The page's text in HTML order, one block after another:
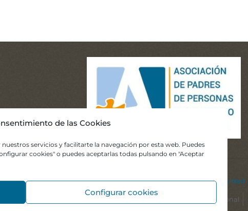
de las Cookies
servicios y facilitarte la navegación por esta web. Puedes
cookies" o puedes aceptarlas todas pulsando en "Aceptar
Configurar cookies
Todos los derechos reservados.Aviso Legal.Política de Privacidad.
Centro Educativo Habilitación Funcional